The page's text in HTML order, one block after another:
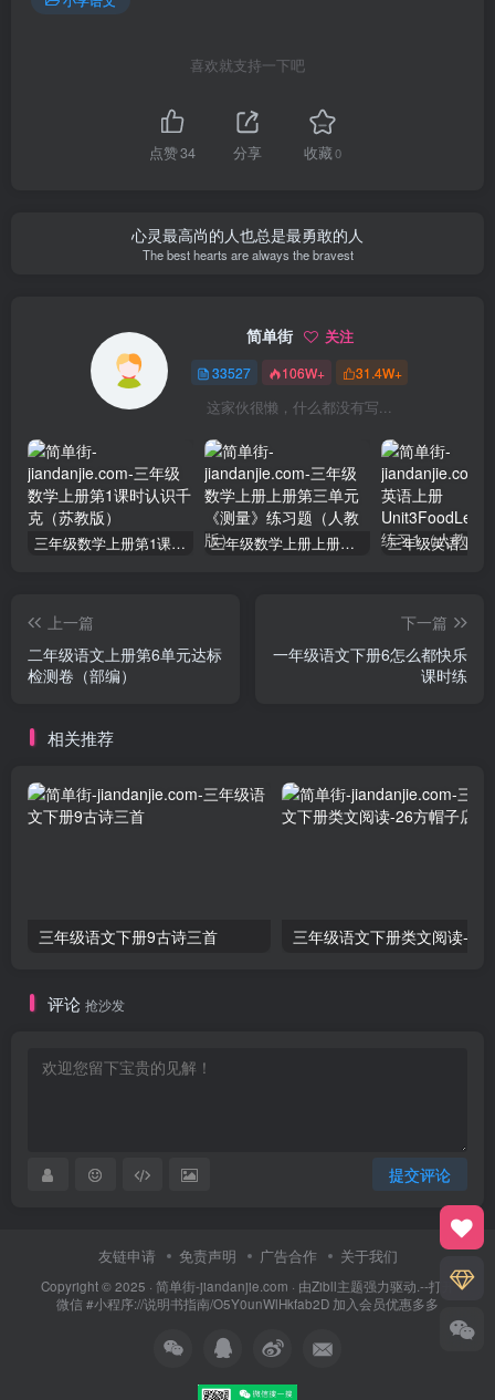
喜欢就支持一下吧
点赞34 分享 收藏0
心灵最高尚的人也总是最勇敢的人
The best hearts are always the bravest
简单街 关注
33527 106W+ 31.4W+
这家伙很懒，什么都没有写...
三年级数学上册第1课时认识千克（苏教版） 三年级数学上册上册第三单元《测量》练习题（人教版）
上一篇
二年级语文上册第6单元达标
检测卷（部编）
下一篇
一年级语文下册6怎么都快乐
课时练
相关推荐
三年级语文下册9古诗三首
评论 抢沙发
提交评论
友链申请 免责声明 广告合作 关于我们
Copyright © 2025 · 简单街-jiandanjie.com · 由Zibll主题强力驱动.--打开
微信 #小程序://说明书指南/O5Y0unWlHkfab2D 加入会员优惠多多